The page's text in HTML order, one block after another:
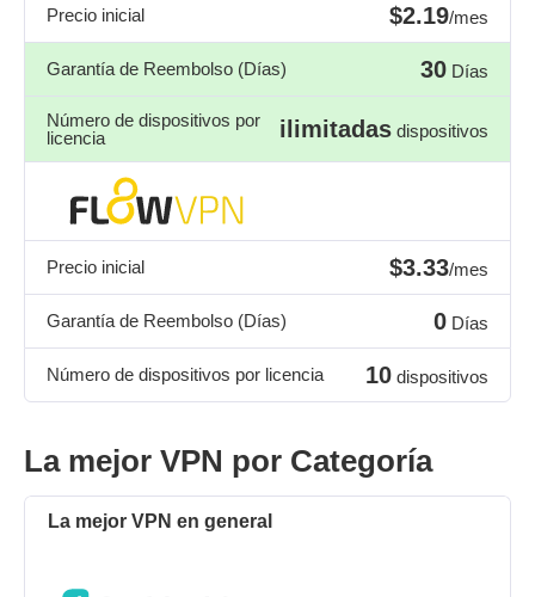
Precio inicial $2.19/mes
Garantía de Reembolso (Días) 30 Días
Número de dispositivos por
licencia
ilimitadas dispositivos
Precio inicial $3.33/mes
Garantía de Reembolso (Días) 0 Días
Número de dispositivos por licencia 10 dispositivos
La mejor VPN por Categoría
La mejor VPN en general